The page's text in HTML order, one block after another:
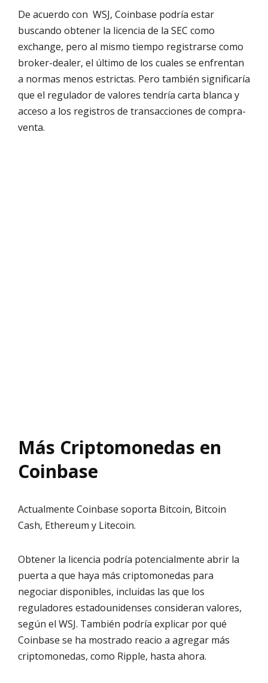
De acuerdo con WSJ, Coinbase podría estar
buscando obtener la licencia de la SEC como
exchange, pero al mismo tiempo registrarse como
broker-dealer, el último de los cuales se enfrentan
a normas menos estrictas. Pero también significaría
que el regulador de valores tendría carta blanca y
acceso a los registros de transacciones de compra-
venta.
Más Criptomonedas en
Coinbase
Actualmente Coinbase soporta Bitcoin, Bitcoin
Cash, Ethereum y Litecoin.
Obtener la licencia podría potencialmente abrir la
puerta a que haya más criptomonedas para
negociar disponibles, incluidas las que los
reguladores estadounidenses consideran valores,
según el WSJ. También podría explicar por qué
Coinbase se ha mostrado reacio a agregar más
criptomonedas, como Ripple, hasta ahora.